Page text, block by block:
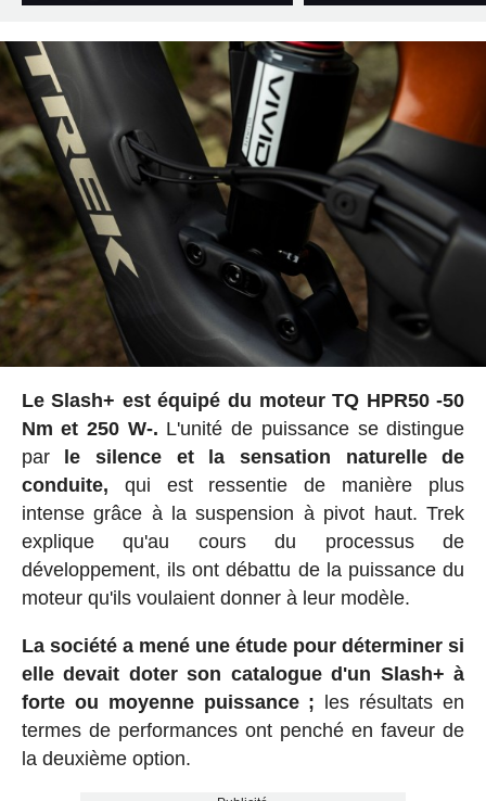
Le Slash+ est équipé du moteur TQ HPR50 -50
Nm et 250 W-. L'unité de puissance se distingue
par le silence et la sensation naturelle
de
conduite, qui est ressentie de manière plus
intense grâce à la suspension à pivot haut. Trek
explique qu'au cours du processus de
développement, ils ont débattu de la puissance du
moteur qu'ils voulaient donner à leur modèle.
La société a mené une étude pour déterminer si
elle devait doter son catalogue d'un Slash+ à
forte ou moyenne puissance ; les résultats en
termes de performances ont penché en faveur de
la deuxième option.